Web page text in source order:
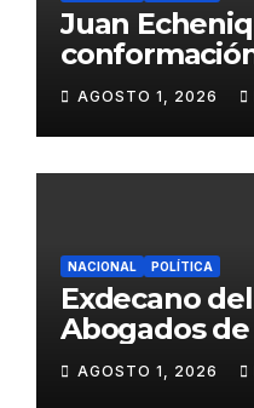
Juan
gabinete
Fujimori
AGOSTO 1, 2026
NACIONAL POLÍTICA
Exdecano
Abogados de
propuestas
ciudadana
AGOSTO 1, 2026